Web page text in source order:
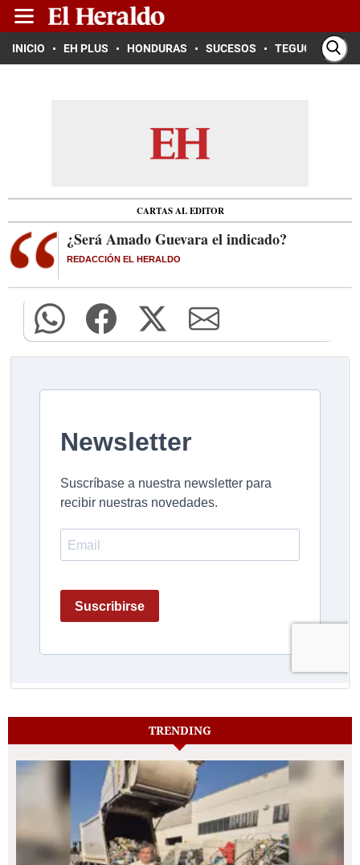
INICIO EH PLUS HONDURAS SUCESOS TEGUCIGALPA
CARTAS AL EDITOR
¿Será Amado Guevara el indicado?
REDACCIÓN EL HERALDO
TRENDING